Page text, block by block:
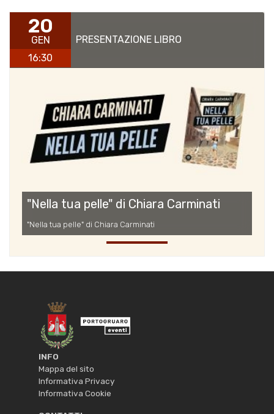
20
GEN
16:30
PRESENTAZIONE LIBRO
"Nella tua pelle" di Chiara Carminati
"Nella tua pelle" di Chiara Carminati
INFO
Mappa del sito
Informativa Privacy
Informativa Cookie